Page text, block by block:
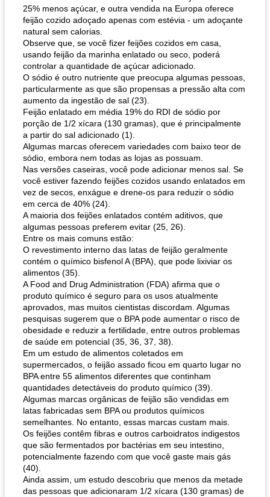
25% menos açúcar, e outra vendida na Europa oferece
feijão cozido adoçado apenas com estévia - um adoçante
natural sem calorias.
Observe que, se você fizer feijões cozidos em casa,
usando feijão da marinha enlatado ou seco, poderá
controlar a quantidade de açúcar adicionado.
O sódio é outro nutriente que preocupa algumas pessoas,
particularmente as que são propensas a pressão alta com
aumento da ingestão de sal (23).
Feijão enlatado em média 19% do RDI de sódio por
porção de 1/2 xícara (130 gramas), que é principalmente
a partir do sal adicionado (1).
Algumas marcas oferecem variedades com baixo teor de
sódio, embora nem todas as lojas as possuam.
Nas versões caseiras, você pode adicionar menos sal. Se
você estiver fazendo feijões cozidos usando enlatados em
vez de secos, enxágue e drene-os para reduzir o sódio
em cerca de 40% (24).
A maioria dos feijões enlatados contém aditivos, que
algumas pessoas preferem evitar (25, 26).
Entre os mais comuns estão:
O revestimento interno das latas de feijão geralmente
contém o químico bisfenol A (BPA), que pode lixiviar os
alimentos (35).
A Food and Drug Administration (FDA) afirma que o
produto químico é seguro para os usos atualmente
aprovados, mas muitos cientistas discordam. Algumas
pesquisas sugerem que o BPA pode aumentar o risco de
obesidade e reduzir a fertilidade, entre outros problemas
de saúde em potencial (35, 36, 37, 38).
Em um estudo de alimentos coletados em
supermercados, o feijão assado ficou em quarto lugar no
BPA entre 55 alimentos diferentes que continham
quantidades detectáveis ​​do produto químico (39).
Algumas marcas orgânicas de feijão são vendidas em
latas fabricadas sem BPA ou produtos químicos
semelhantes. No entanto, essas marcas custam mais.
Os feijões contêm fibras e outros carboidratos indigestos
que são fermentados por bactérias em seu intestino,
potencialmente fazendo com que você gaste mais gás
(40).
Ainda assim, um estudo descobriu que menos da metade
das pessoas que adicionaram 1/2 xícara (130 gramas) de